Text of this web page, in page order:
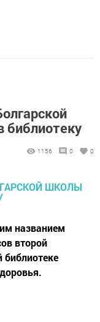
1156 0 0
названием
второй
библиотеке